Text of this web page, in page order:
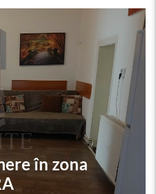
în zona